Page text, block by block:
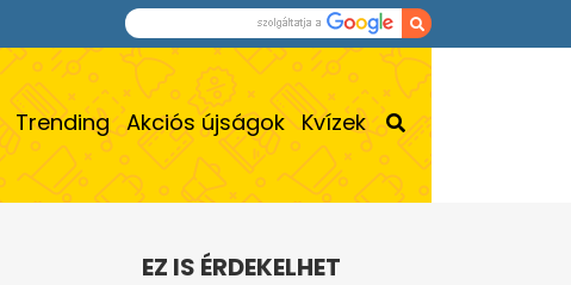
Trending Akciós újságok Kvízek
EZ IS ÉRDEKELHET